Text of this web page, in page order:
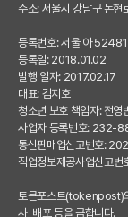
주소: 서울시 강남구 논
등록번호: 서울 아 52481
등록일: 2018.01.02
발행 일자: 2017.02.17
대표: 김지호
청소년 보호 책임자: 전영
사업자 등록번호: 232-
통신판매업신고번호:
직업정보제공사업신고
토큰포스트(tokenpost)
사, 배포 등을 금합니다.